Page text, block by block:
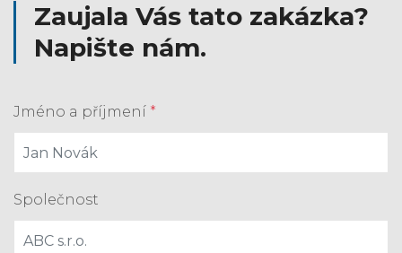
Zaujala Vás tato zakázka?
Napište nám.
Jméno a příjmení *
Společnost